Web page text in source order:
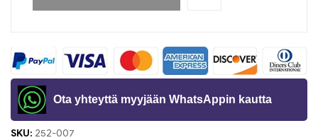
Ota yhteyttä myyjään WhatsAppin kautta
SKU: 252-007